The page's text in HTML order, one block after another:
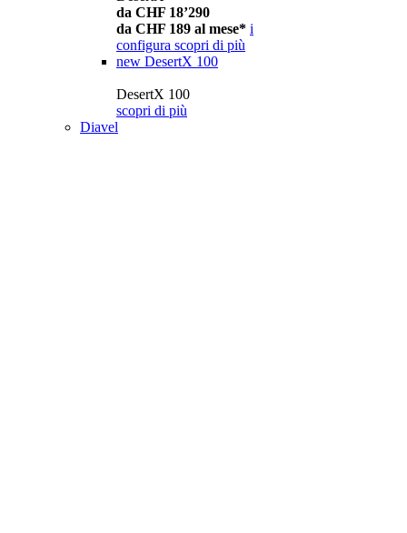
da CHF 18’290
da CHF 189 al mese* i
configura scopri di più
new DesertX 100
DesertX 100
scopri di più
Diavel